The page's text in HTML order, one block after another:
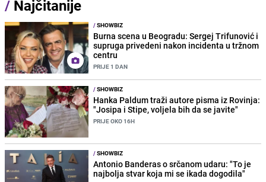
/ Najčitanije
/SHOWBIZ
Burna scena u Beogradu: Sergej Trifunović i
supruga privedeni nakon incidenta u tržnom
centru
PRIJE 1 DAN
/SHOWBIZ
Hanka Paldum traži autore pisma iz Rovinja:
"Josipa i Stipe, voljela bih da se javite"
PRIJE OKO 16H
/SHOWBIZ
Antonio Banderas o srčanom udaru: "To je
najbolja stvar koja mi se ikada dogodila"